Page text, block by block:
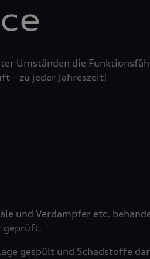
Umständen die
– zu jeder Jahreszeit!
und Verdampfer etc.
geprüft.
gespült und Schadstoffe